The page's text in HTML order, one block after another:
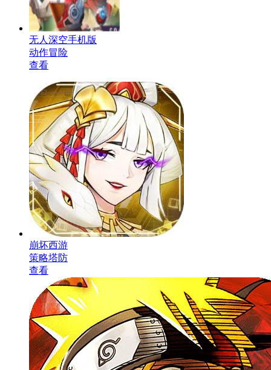
无人深空手机版
动作冒险
查看
崩坏西游
策略塔防
查看